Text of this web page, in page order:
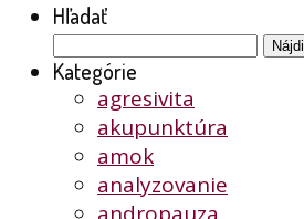
Hľadať
Hľadať:
Kategórie
agresivita
akupunktúra
amok
analyzovanie